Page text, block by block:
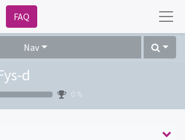
FAQ
Nav
d
0 %